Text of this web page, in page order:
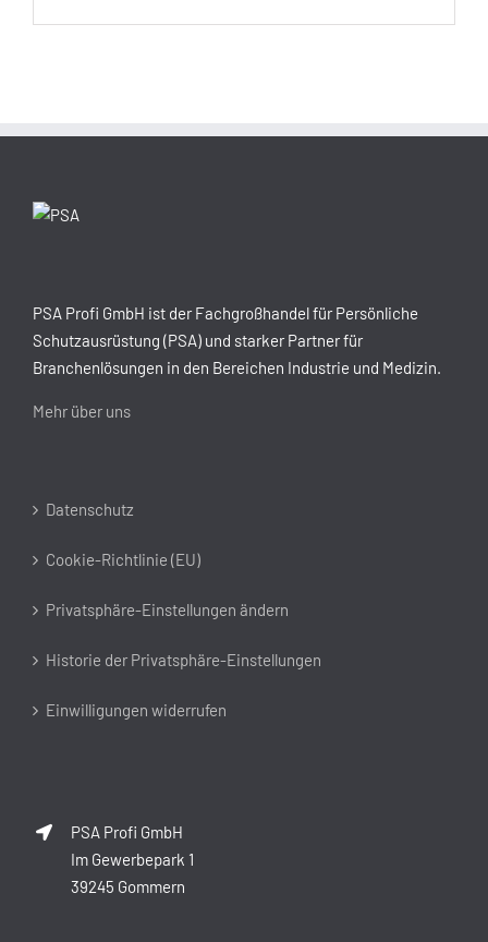
PSA Profi GmbH ist der Fachgroßhandel für Persönliche
Schutzausrüstung (PSA) und starker Partner für
Branchenlösungen in den Bereichen Industrie und Medizin.
Mehr über uns
Datenschutz
Cookie-Richtlinie (EU)
Privatsphäre-Einstellungen ändern
Historie der Privatsphäre-Einstellungen
Einwilligungen widerrufen
PSA Profi GmbH
Im Gewerbepark 1
39245 Gommern